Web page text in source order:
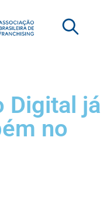
Digital já
no